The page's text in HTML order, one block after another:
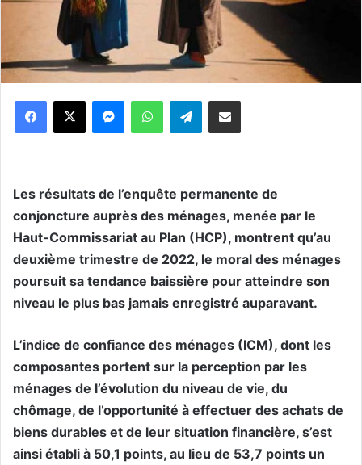
WhatsApp Telegram
Les résultats de l’enquête permanente de
conjoncture auprès des ménages, menée par le
Haut-Commissariat au Plan (HCP), montrent qu’au
deuxième trimestre de 2022, le moral des ménages
poursuit sa tendance baissière pour atteindre son
niveau le plus bas jamais enregistré auparavant.
L’indice de confiance des ménages (ICM), dont les
composantes portent sur la perception par les
ménages de l’évolution du niveau de vie, du
chômage, de l’opportunité à effectuer des achats de
biens durables et de leur situation financière, s’est
ainsi établi à 50,1 points, au lieu de 53,7 points un